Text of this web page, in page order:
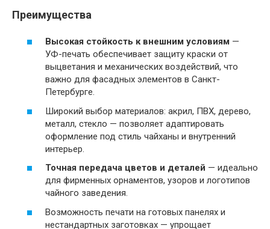
Преимущества
Высокая стойкость к внешним условиям —
УФ-печать обеспечивает защиту краски от
выцветания и механических воздействий, что
важно для фасадных элементов в Санкт-
Петербурге.
Широкий выбор материалов: акрил, ПВХ, дерево,
металл, стекло — позволяет адаптировать
оформление под стиль чайханы и внутренний
интерьер.
Точная передача цветов и деталей — идеально
для фирменных орнаментов, узоров и логотипов
чайного заведения.
Возможность печати на готовых панелях и
нестандартных заготовках — упрощает